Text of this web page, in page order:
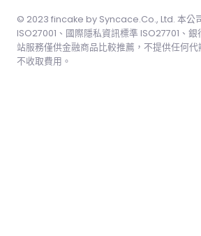
© 2023 fincake by Syncace.Co., Ltd. 本公
ISO27001、國際隱私資訊標準 ISO27701、
站服務僅供金融商品比較推薦，不提供任何
不收取費用。